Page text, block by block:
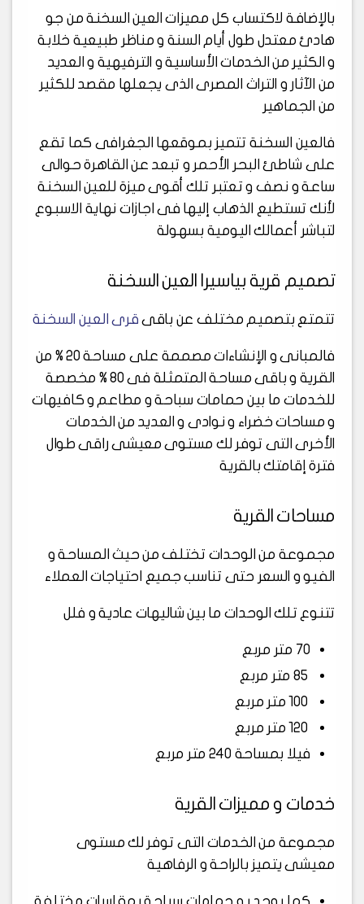
بالإضافة لاكتساب كل مميزات العين السخنة من جو
هادئ معتدل طول أيام السنة و مناظر طبيعية خلابة
و الكثير من الخدمات الأساسية و الترفيهية و العديد
من الآثار و التراث المصرى الذى يجعلها مقصد للكثير
من الجماهير
فالعين السخنة تتميز بموقعها الجغرافى كما تقع
على شاطئ البحر الأحمر و تبعد عن القاهرة حوالى
ساعة و نصف و تعتبر تلك أقوى ميزة للعين السخنة
لأنك تستطيع الذهاب إليها فى اجازات نهاية الاسبوع
لتباشر أعمالك اليومية بسهولة
تصميم قرية بياسيرا العين السخنة
تتمتع بتصميم مختلف عن باقى قرى العين السخنة
فالمبانى و الإنشاءات مصممة على مساحة 20 % من
القرية و باقى مساحة المتمثلة فى 80 % مخصصة
للخدمات ما بين حمامات سباحة و مطاعم و كافيهات
و مساحات خضراء و نوادى و العديد من الخدمات
الأخرى التى توفر لك مستوى معيشى راقى طوال
فترة إقامتك بالقرية
مساحات القرية
مجموعة من الوحدات تختلف من حيث المساحة و
الفيو و السعر حتى تناسب جميع احتياجات العملاء
تتنوع تلك الوحدات ما بين شاليهات عادية و فلل
70 متر مربع
فيلا بمساحة 240 متر مربع
خدمات و مميزات القرية
مجموعة من الخدمات التى توفر لك مستوى
معيشى يتميز بالراحة و الرفاهية